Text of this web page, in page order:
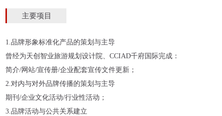
主要项目
1.品牌形象标准化产品的策划与主导
曾经为天创智业旅游规划设计院、CCIAD千府国际完成：
简介/网站/宣传册/企业配套宣传文件更新；
2.对内与对外品牌传播的策划与主导
期刊/企业文化活动/行业性活动；
3.品牌活动与公共关系建立